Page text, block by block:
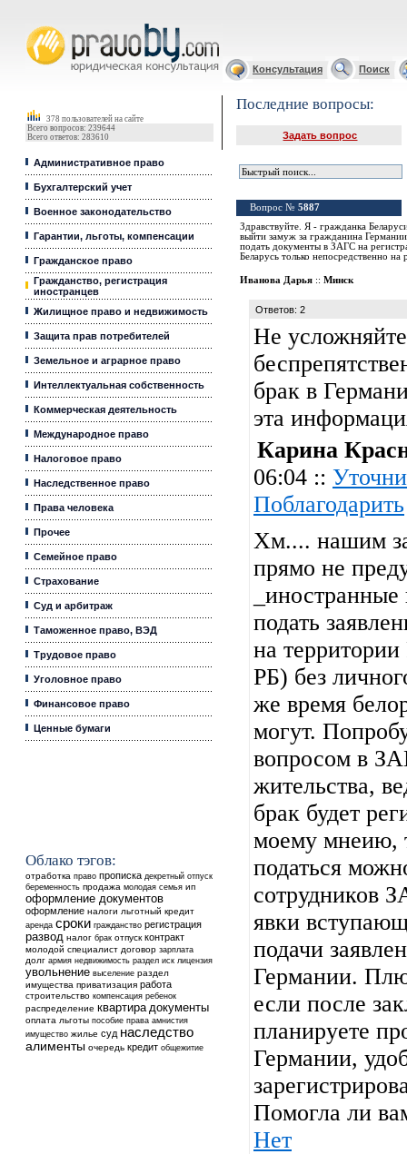
Консультация Поиск
378 пользователей на сайте
Всего вопросов: 239644
Всего ответов: 283610
Административное право
Бухгалтерский учет
Военное законодательство
Гарантии, льготы, компенсации
Гражданское право
Гражданство, регистрация
иностранцев
Жилищное право и недвижимость
Защита прав потребителей
Земельное и аграрное право
Интеллектуальная собственность
Коммерческая деятельность
Международное право
Налоговое право
Наследственное право
Права человека
Прочее
Семейное право
Страхование
Суд и арбитраж
Таможенное право, ВЭД
Трудовое право
Уголовное право
Финансовое право
Ценные бумаги
Облако тэгов:
отработка право прописка декретный отпуск
беременность продажа молодая семья ип
оформление документов
оформление налоги льготный кредит
аренда сроки гражданство регистрация
развод налог брак отпуск контракт
молодой специалист договор зарплата
долг армия недвижимость раздел иск лицензия
увольнение выселение раздел
имущества приватизация работа
строительство компенсация ребенок
распределение квартира документы
оплата льготы пособие права амнистия
имущество жилье суд наследство
алименты очередь кредит общежитие
Последние вопросы:
Задать вопрос
Вопрос № 5887
Здравствуйте. Я - гражданка
выйти замуж за гражданина
подать документы в ЗАГС на
Беларусь только непосредственно на
Иванова Дарья :: Минск
Ответов: 2
Не
брак в
эта
Карина
06:04 ::
Поблагодарить
Хм.... нашим
прямо не
подать
на
РБ) без
же время
могут.
вопросом в
жительства,
брак будет
моему мнеию,
податься
сотрудников
явки
подачи
Германии.
если после
планируете
Германии,
Помогла ли
Нет